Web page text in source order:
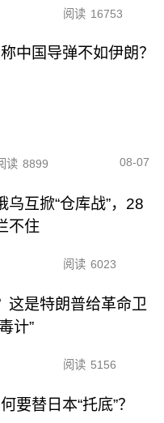
阅读 16753
中国导弹不如伊朗？
读 8899 08-07
乌互掀“仓库战”，28
不住
阅读 6023
这是特朗普给革命卫
计”
阅读 5156
要替日本“托底”？